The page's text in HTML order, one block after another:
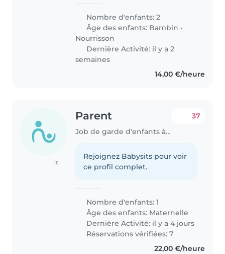
Nombre d'enfants: 2
Âge des enfants: Bambin •
Nourrisson
Dernière Activité: il y a 2
semaines
14,00 €/heure
(1)
Parent
Job de garde d'enfants à Luxembourg
37
Rejoignez Babysits pour voir
ce profil complet.
Nombre d'enfants: 1
Âge des enfants: Maternelle
Dernière Activité: il y a 4 jours
Réservations vérifiées: 7
22,00 €/heure